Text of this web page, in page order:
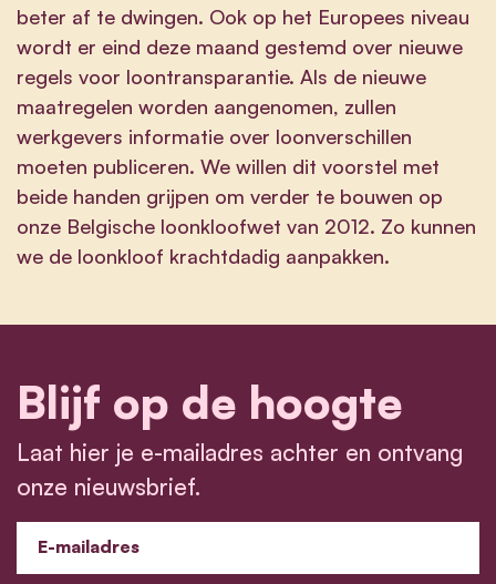
beter af te dwingen. Ook op het Europees niveau
wordt er eind deze maand gestemd over nieuwe
regels voor loontransparantie. Als de nieuwe
maatregelen worden aangenomen, zullen
werkgevers informatie over loonverschillen
moeten publiceren. We willen dit voorstel met
beide handen grijpen om verder te bouwen op
onze Belgische loonkloofwet van 2012. Zo kunnen
we de loonkloof krachtdadig aanpakken.
Blijf op de hoogte
Laat hier je e-mailadres achter en ontvang
onze nieuwsbrief.
E-mailadres